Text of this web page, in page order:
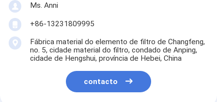
Ms. Anni
+86-13231809995
Fábrica material do elemento de filtro de Changfeng,
no. 5, cidade material do filtro, condado de Anping,
cidade de Hengshui, província de Hebei, China
contacto